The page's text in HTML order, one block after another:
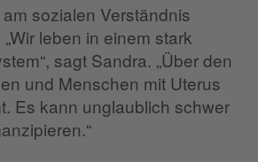
sozialen Verständnis
leben in einem stark
sagt Sandra. „Über den
und Menschen mit Uterus
Es kann unglaublich schwer